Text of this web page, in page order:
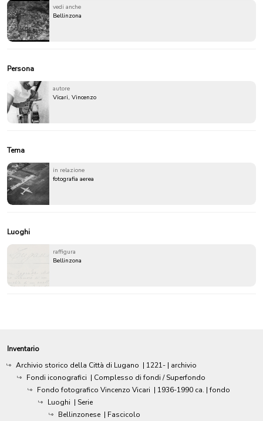
vedi anche
Bellinzona
Persona
autore
Vicari, Vincenzo
Tema
in relazione
fotografia aerea
Luoghi
raffigura
Bellinzona
Inventario
Archivio storico della Città di Lugano | 1221- | archivio
Fondi iconografici | Complesso di fondi / Superfondo
Fondo fotografico Vincenzo Vicari | 1936-1990 ca. | fondo
Luoghi | Serie
Bellinzonese | Fascicolo